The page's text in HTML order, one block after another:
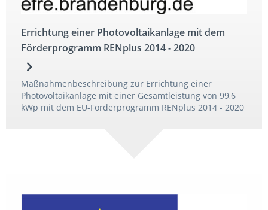
Errichtung einer Photovoltaikanlage mit dem
Förderprogramm RENplus 2014 - 2020
Maßnahmenbeschreibung zur Errichtung einer
Photovoltaikanlage mit einer Gesamtleistung von 99,6
kWp mit dem EU-Förderprogramm RENplus 2014 - 2020